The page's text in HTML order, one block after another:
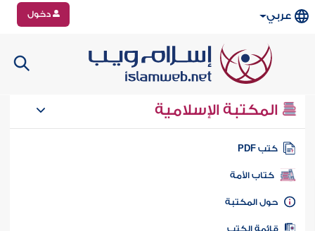
عربي دخول
المكتبة الإسلامية
كتب PDF
كتاب الأمة